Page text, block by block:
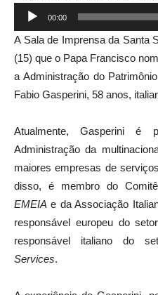
Tocador
de
áudio
00:00
A Sala de Imprensa da Santa
(15) que o Papa Francisco
a Administração do
Fabio Gasperini, 58 anos,
Atualmente, Gasperini é
Administração da
maiores empresas de
disso, é membro do
EMEIA e da Associação
responsável europeu do setor
responsável italiano do
Services.